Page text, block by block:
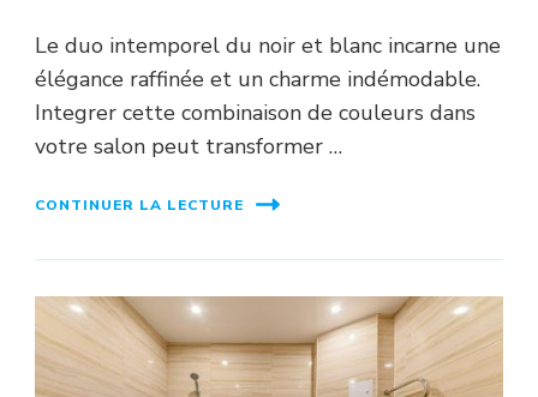
Le duo intemporel du noir et blanc incarne une
élégance raffinée et un charme indémodable.
Integrer cette combinaison de couleurs dans
votre salon peut transformer …
CONTINUER LA LECTURE